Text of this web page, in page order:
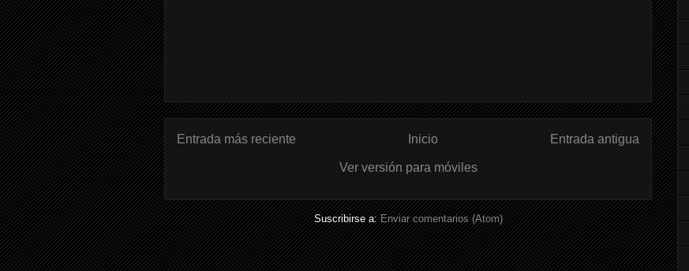
Entrada más reciente Entrada antigua
Inicio
Ver versión para móviles
Suscribirse a:Enviar comentarios (Atom)